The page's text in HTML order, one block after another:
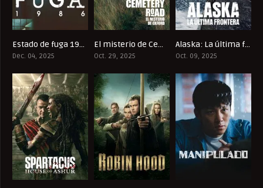
8.857
Estado de fuga 1986
Dec. 04, 2025
6.663
El misterio de Cemetery Road
Oct. 29, 2025
7.2Alaska: La última frontera
Oct. 09, 2025